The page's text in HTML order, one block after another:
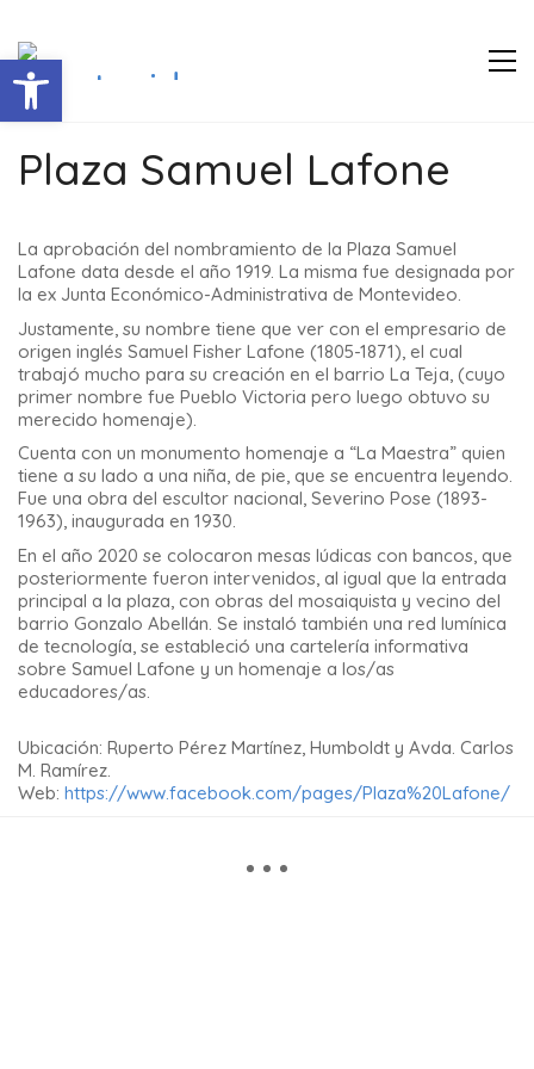
Plaza Samuel Lafone
La aprobación del nombramiento de la Plaza Samuel
Lafone data desde el año 1919. La misma fue designada por
la ex Junta Económico-Administrativa de Montevideo.
Justamente, su nombre tiene que ver con el empresario de
origen inglés Samuel Fisher Lafone (1805-1871), el cual
trabajó mucho para su creación en el barrio La Teja, (cuyo
primer nombre fue Pueblo Victoria pero luego obtuvo su
merecido homenaje).
Cuenta con un monumento homenaje a “La Maestra” quien
tiene a su lado a una niña, de pie, que se encuentra leyendo.
Fue una obra del escultor nacional, Severino Pose (1893-
1963), inaugurada en 1930.
En el año 2020 se colocaron mesas lúdicas con bancos, que
posteriormente fueron intervenidos, al igual que la entrada
principal a la plaza, con obras del mosaiquista y vecino del
barrio Gonzalo Abellán. Se instaló también una red lumínica
de tecnología, se estableció una cartelería informativa
sobre Samuel Lafone y un homenaje a los/as
educadores/as.
Ubicación: Ruperto Pérez Martínez, Humboldt y Avda. Carlos
M. Ramírez.
Web: https://www.facebook.com/pages/Plaza%20Lafone/
Abrir barra de herramientas